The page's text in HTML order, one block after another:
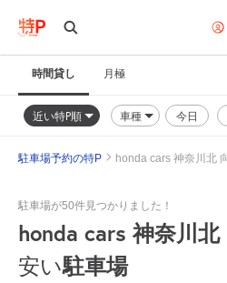
時間貸し 月極
近い特P順 車種 今日
駐車場予約の特P honda cars 神奈川北
駐車場が50件見つかりました！
honda cars 神奈川
安い駐車場